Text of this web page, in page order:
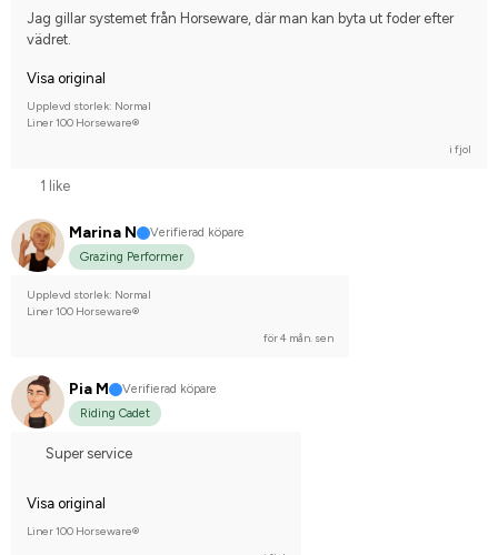
Holländskt varmblod (KWPN)
Norlandshäst
Jag gillar systemet från Horseware, där man kan byta ut foder efter
vädret.
Visa original
Upplevd storlek: Normal
Liner 100 Horseware®
i fjol
1 like
Marina N
Verifierad köpare
Grazing Performer
Upplevd storlek: Normal
Liner 100 Horseware®
för 4 mån. sen
Pia M
Verifierad köpare
Riding Cadet
Super service
Visa original
Liner 100 Horseware®